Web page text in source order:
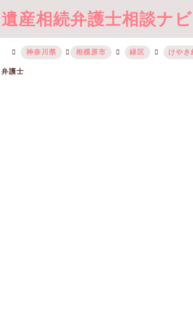
遺産相続弁護士相談ナビ
神奈川県 相模原市 緑区 けやき
弁護士